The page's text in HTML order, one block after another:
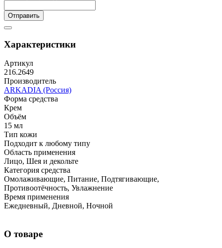
Отправить
Характеристики
Артикул
216.2649
Производитель
ARKADIA (Россия)
Форма средства
Крем
Объём
15 мл
Тип кожи
Подходит к любому типу
Область применения
Лицо, Шея и декольте
Категория средства
Омолаживающие, Питание, Подтягивающие,
Противоотёчность, Увлажнение
Время применения
Ежедневный, Дневной, Ночной
О товаре